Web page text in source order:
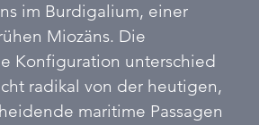
im Burdigalium, einer
Miozäns. Die
Konfiguration unterschied
radikal von der heutigen,
maritime Passagen